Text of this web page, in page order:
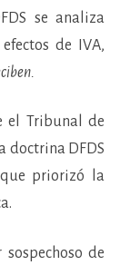
se analiza
de IVA,
el Tribunal de
doctrina DFDS
priorizó la
de